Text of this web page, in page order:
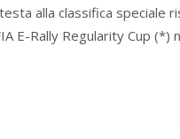
alla classifica speciale
E-Rally Regularity Cup (*)